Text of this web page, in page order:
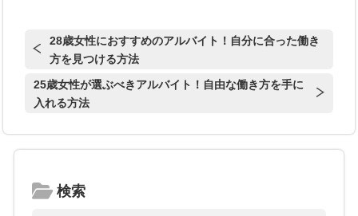
28歳女性におすすめのアルバイト！自分に合った働き
方を見つける方法
25歳女性が選ぶべきアルバイト！自由な働き方を手に
入れる方法
検索